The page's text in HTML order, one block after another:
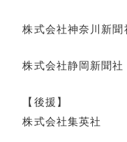
株式会社神奈川新聞
株式会社静岡新聞社
【後援】
株式会社集英社